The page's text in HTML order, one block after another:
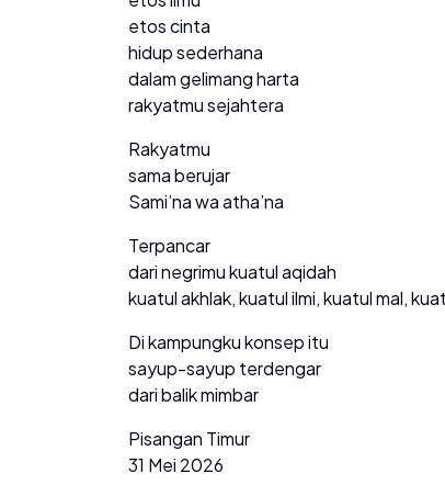
etos cinta
hidup sederhana
dalam gelimang harta
rakyatmu sejahtera
Rakyatmu
sama berujar
Sami’na wa atha’na
Terpancar
dari negrimu kuatul aqidah
kuatul akhlak, kuatul ilmi, kuatul mal,
Di kampungku konsep itu
sayup-sayup terdengar
dari balik mimbar
Pisangan Timur
31 Mei 2026